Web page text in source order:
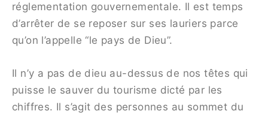
réglementation gouvernementale. Il est temps
d’arrêter de se reposer sur ses lauriers parce
qu’on l’appelle “le pays de Dieu”.
Il n’y a pas de dieu au-dessus de nos têtes qui
puisse le sauver du tourisme dicté par les
chiffres. Il s’agit des personnes au sommet du